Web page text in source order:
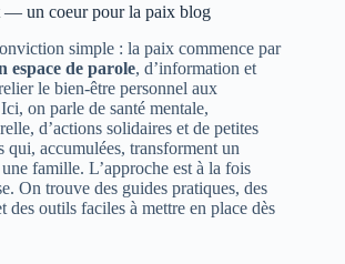
— un coeur pour la paix blog
simple : la paix commence par
espace de parole, d’information et
le bien-être personnel aux
on parle de santé mentale,
d’actions solidaires et de petites
qui, accumulées, transforment un
famille. L’approche est à la fois
On trouve des guides pratiques, des
des outils faciles à mettre en place dès